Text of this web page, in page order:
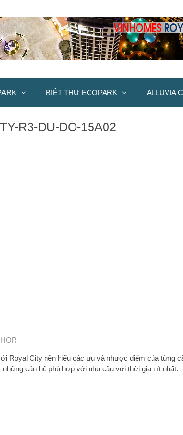
BIỆT THỰ ECOPARK ALLUVIA
R3-DU-DO-15A02
Royal City nên hiểu các ưu và nhược điểm của từng
căn hộ phù hợp với nhu cầu với thời gian ít nhất.